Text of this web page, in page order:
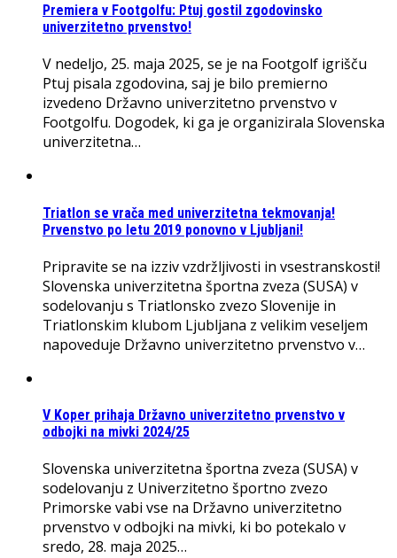
Premiera v Footgolfu: Ptuj gostil zgodovinsko
univerzitetno prvenstvo!
V nedeljo, 25. maja 2025, se je na Footgolf igrišču
Ptuj pisala zgodovina, saj je bilo premierno
izvedeno Državno univerzitetno prvenstvo v
Footgolfu. Dogodek, ki ga je organizirala Slovenska
univerzitetna…
Triatlon se vrača med univerzitetna tekmovanja!
Prvenstvo po letu 2019 ponovno v Ljubljani!
Pripravite se na izziv vzdržljivosti in vsestranskosti!
Slovenska univerzitetna športna zveza (SUSA) v
sodelovanju s Triatlonsko zvezo Slovenije in
Triatlonskim klubom Ljubljana z velikim veseljem
napoveduje Državno univerzitetno prvenstvo v…
V Koper prihaja Državno univerzitetno prvenstvo v
odbojki na mivki 2024/25
Slovenska univerzitetna športna zveza (SUSA) v
sodelovanju z Univerzitetno športno zvezo
Primorske vabi vse na Državno univerzitetno
prvenstvo v odbojki na mivki, ki bo potekalo v
sredo, 28. maja 2025…